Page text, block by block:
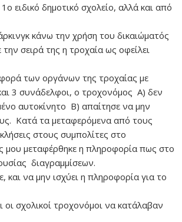
ειδικό δημοτικό σχολείο, αλλά και από
κάνω την χρήση του δικαιώματός
σειρά της η τροχαία ως οφείλει
των οργάνων της τροχαίας με
3 συνάδελφοι, ο τροχονόμος Α) δεν
αυτοκίνητο Β) απαίτησε να μην
Κατά τα μεταφερόμενα από τους
στους συμπολίτες στο
μου μεταφέρθηκε η πληροφορία πως στο
διαγραμμίσεων.
να μην ισχύει η πληροφορία για το
σχολικοί τροχονόμοι να κατάλαβαν